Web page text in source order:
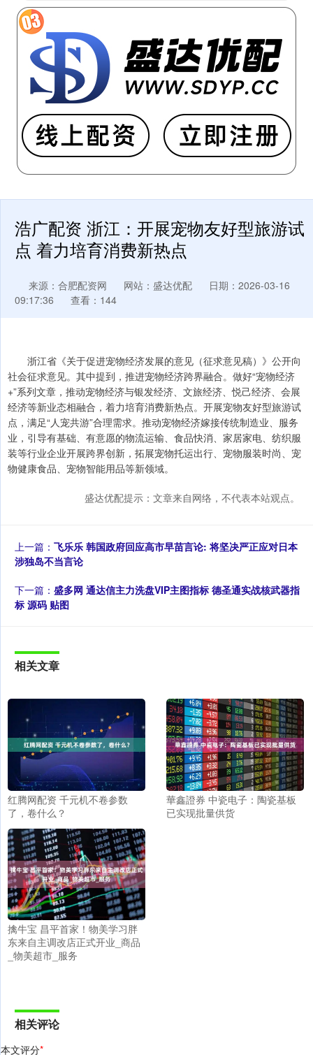
浩广配资 浙江：开展宠物友好型旅游试
点 着力培育消费新热点
来源：合肥配资网 网站：盛达优配
日期：2026-03-16
09:17:36
查看：144
浙江省《关于促进宠物经济发展的意见（征求意见稿）》公开向
社会征求意见。其中提到，推进宠物经济跨界融合。做好“宠物经济
+”系列文章，推动宠物经济与银发经济、文旅经济、悦己经济、会展
经济等新业态相融合，着力培育消费新热点。开展宠物友好型旅游试
点，满足“人宠共游”合理需求。推动宠物经济嫁接传统制造业、服务
业，引导有基础、有意愿的物流运输、食品快消、家居家电、纺织服
装等行业企业开展跨界创新，拓展宠物托运出行、宠物服装时尚、宠
物健康食品、宠物智能用品等新领域。
盛达优配提示：文章来自网络，不代表本站观点。
上一篇： 飞乐乐 韩国政府回应高市早苗言论: 将坚决严正应对日本
涉独岛不当言论
下一篇： 盛多网 通达信主力洗盘VIP主图指标 德圣通实战核武器指
标 源码 贴图
相关文章
红腾网配资 千元机不卷参数
了，卷什么？
華鑫證券 中瓷电子：陶瓷基板
已实现批量供货
擒牛宝 昌平首家！物美学习胖
东来自主调改店正式开业_商品
_物美超市_服务
相关评论
本文评分*